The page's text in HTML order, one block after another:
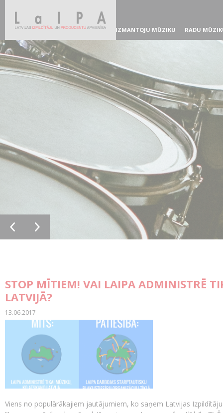
IZMANTOJU MŪZIKU RADU
STOP MĪTIEM! VAI LAIPA ADMINISTRĒ
LATVIJĀ?
13.06.2017
Viens no populārākajiem jautājumiem, ko saņem Latvijas